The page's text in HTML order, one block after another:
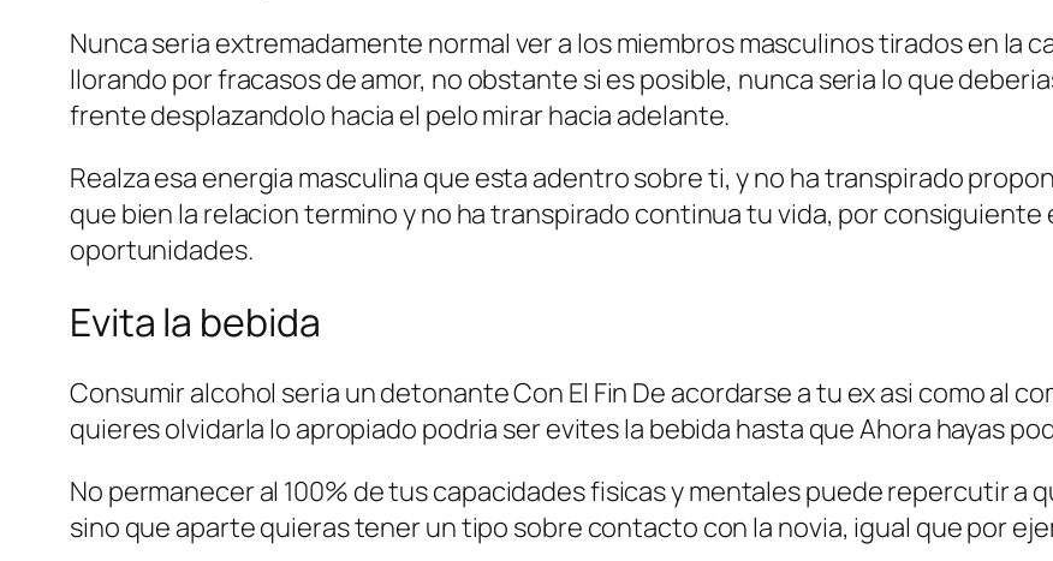
Nunca seri­a extremadamente normal ver a los miembros masculinos tirados en la
llorando por fracasos de amor, no obstante si es posible, nunca seri­a lo que
frente desplazandolo hacia el pelo mirar hacia adelante.
Realza esa energia masculina que esta adentro sobre ti, y no ha transpirado
que bien la relacion termino y no ha transpirado continua tu vida, por
oportunidades.
Evita la bebida
Consumir alcohol seri­a un detonante Con El Fin De acordarse a tu ex asi­ como al
quieres olvidarla lo apropiado podri­a ser evites la bebida hasta que Ahora hayas
No permanecer al 100% de tus capacidades fisicas y mentales puede repercutir a
sino que aparte quieras tener un tipo sobre contacto con la novia, igual que por